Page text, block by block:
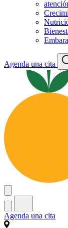
Agenda una cita
Agenda una cita